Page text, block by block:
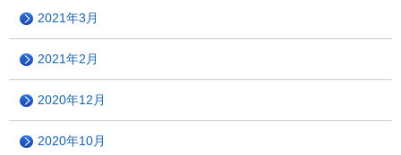
2021年3月
2021年2月
2020年12月
2020年10月